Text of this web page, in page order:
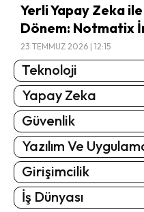
Yerli Yapay Zeka
Dönem: Notmatix
23 TEMMUZ 2026 | 12:15
Teknoloji
Yapay Zeka
Güvenlik
Yazılım Ve
Girişimcilik
İş Dünyası